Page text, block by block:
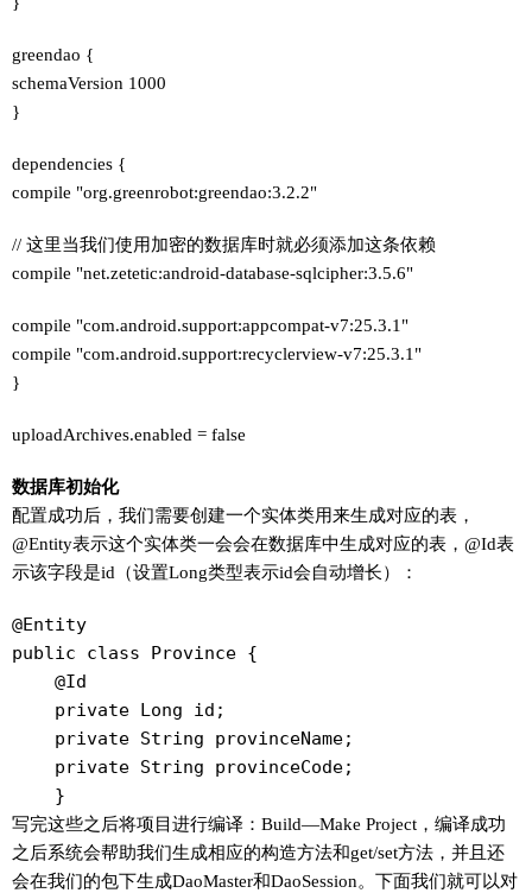
greendao {
schemaVersion 1000
}
dependencies {
compile "org.greenrobot:greendao:3.2.2"
// 这里当我们使用加密的数据库时就必须添加这条依赖
compile "net.zetetic:android-database-sqlcipher:3.5.6"
compile "com.android.support:appcompat-v7:25.3.1"
compile "com.android.support:recyclerview-v7:25.3.1"
}
uploadArchives.enabled = false
数据库初始化
配置成功后，我们需要创建一个实体类用来生成对应的表，
@Entity表示这个实体类一会会在数据库中生成对应的表，@Id表
示该字段是id（设置Long类型表示id会自动增长）：
@Entity
public class Province {
    @Id
    private Long id;
    private String provinceName;
    private String provinceCode;
    }
写完这些之后将项目进行编译：Build—Make Project，编译成功
之后系统会帮助我们生成相应的构造方法和get/set方法，并且还
会在我们的包下生成DaoMaster和DaoSession。下面我们就可以对